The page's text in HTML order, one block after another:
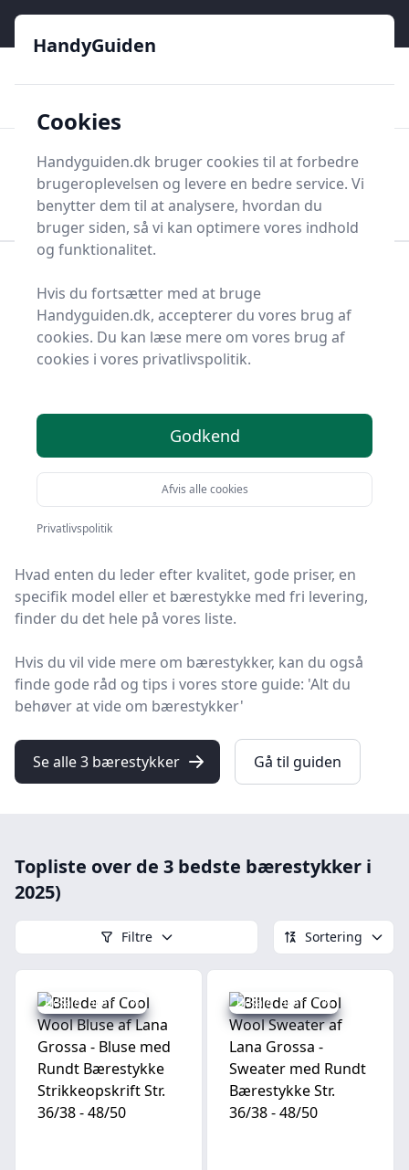
HandyGuiden
Søg nu
Søg nu
Diverse værktøj
Værktøjsdele og tilbehør
Stykker og tilbehør
Bærestykke
Topliste over de 3
2025
Velkommen til HandyGuiden! Vi har gjort arbejdet for
dig og udvalgt 3 af de bedste bærestykker på
markedet.
Hvad enten du leder efter kvalitet, gode priser, en
specifik model eller et bærestykke med fri levering,
finder du det hele på vores liste.
Hvis du vil vide mere om bærestykker, kan du også
finde gode råd og tips i vores store guide: 'Alt du
behøver at vide om bærestykker'
Se alle 3 bærestykker Gå til guiden
Topliste over de 3 bedste bærestykker i
2025)
Filtre Sortering
Udsalg - spar 13 % Udsalg - spar 13 %
HandyGuiden
Cookies
Handyguiden.dk bruger cookies til at forbedre
brugeroplevelsen og levere en bedre service. Vi
benytter dem til at analysere, hvordan du
bruger siden, så vi kan optimere vores indhold
og funktionalitet.
Hvis du fortsætter med at bruge
Handyguiden.dk, accepterer du vores brug af
cookies. Du kan læse mere om vores brug af
cookies i vores privatlivspolitik.
Godkend
Afvis alle cookies
Privatlivspolitik